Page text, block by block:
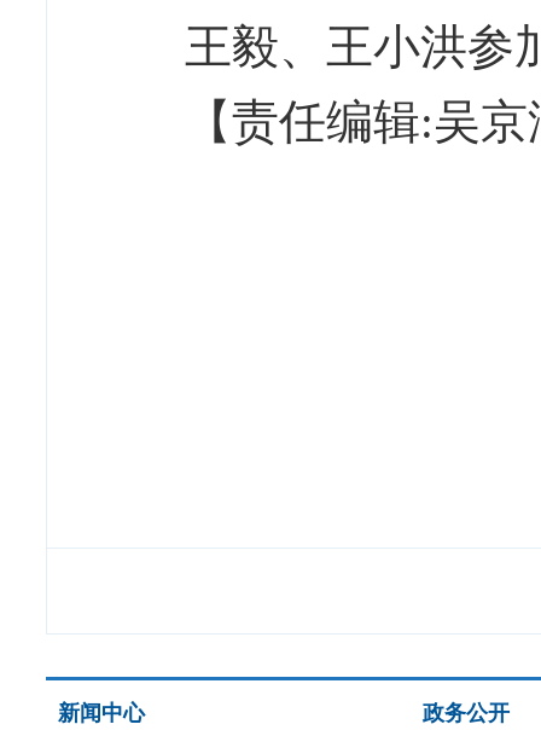
王毅、王小洪参
【责任编辑:吴
新闻中心 政务公开